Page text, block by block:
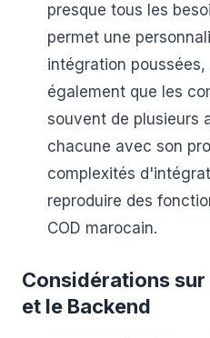
presque tous les
permet une
intégration
également que les
souvent de plusieurs
chacune avec son
complexités
reproduire des
COD marocain.
Considérations
et le Backend